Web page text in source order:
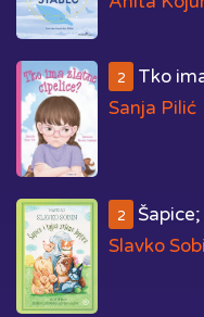
2
Tko
Sanja Pilić
2
Slavko